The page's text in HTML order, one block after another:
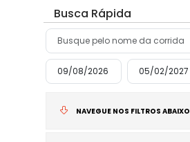
Busca Rápida
NAVEGUE NOS FILTROS ABAIXO